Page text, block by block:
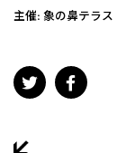
主催: 象の鼻テラス